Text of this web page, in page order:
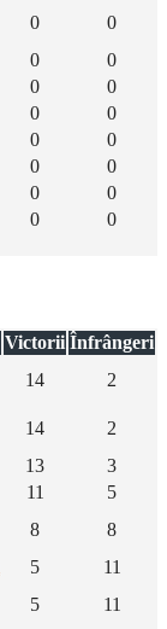
0
0
0
0
0
0
0
0
0
0
0
0
0
0
0
0
Victorii Înfrângeri
14 2
14
2
13
3
11
5
8
8
5
11
5 11